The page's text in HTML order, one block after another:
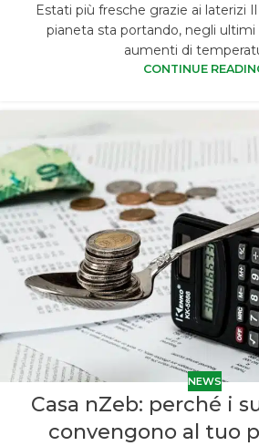
Estati più fresche grazie ai laterizi
pianeta sta portando, negli ultimi
aumenti di
CONTINUE
NEWS
Casa nZeb: perché i
convengono al tuo